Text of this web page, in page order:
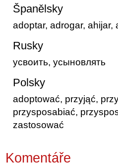
Španělsky
adoptar, adrogar, ahijar,
Rusky
усвоить, усыновлять
Polsky
adoptować, przyjąć,
przysposabiać,
zastosować
Komentáře